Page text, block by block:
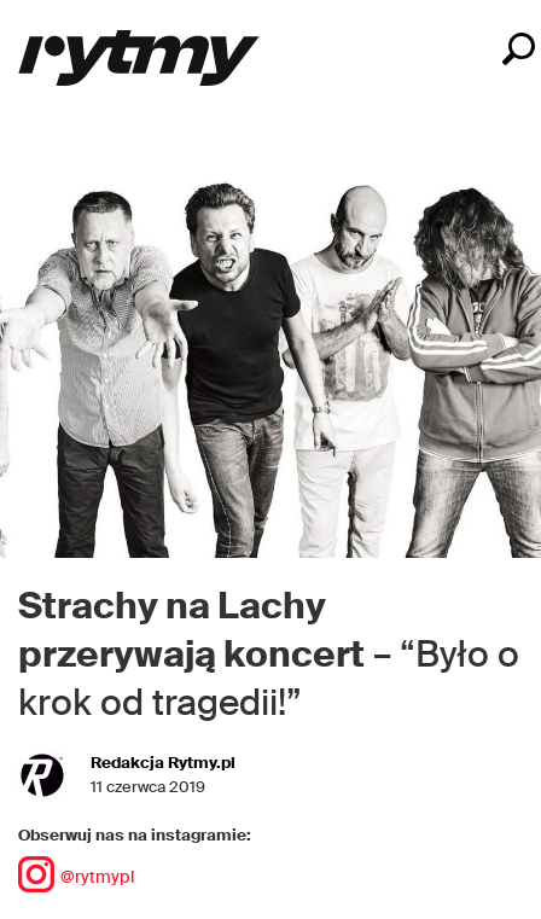
Strachy na Lachy
przerywają koncert – “Było o
krok od tragedii!”
Redakcja Rytmy.pl
11 czerwca 2019
Obserwuj nas na instagramie:
@rytmypl